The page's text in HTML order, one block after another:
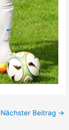
Nächster Beitrag →